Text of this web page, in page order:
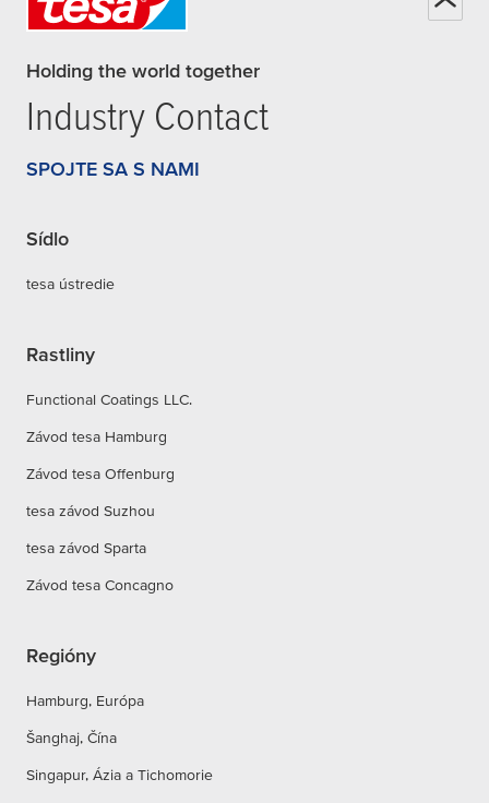
Holding the world together
Industry Contact
SPOJTE SA S NAMI
Sídlo
tesa ústredie
Rastliny
Functional Coatings LLC.
Závod tesa Hamburg
Závod tesa Offenburg
tesa závod Suzhou
tesa závod Sparta
Závod tesa Concagno
Regióny
Hamburg, Európa
Šanghaj, Čína
Singapur, Ázia a Tichomorie